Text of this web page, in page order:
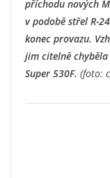
příchodu nových
v podobě střel R-
konec provazu.
jim citelně
Super 530F. (foto: